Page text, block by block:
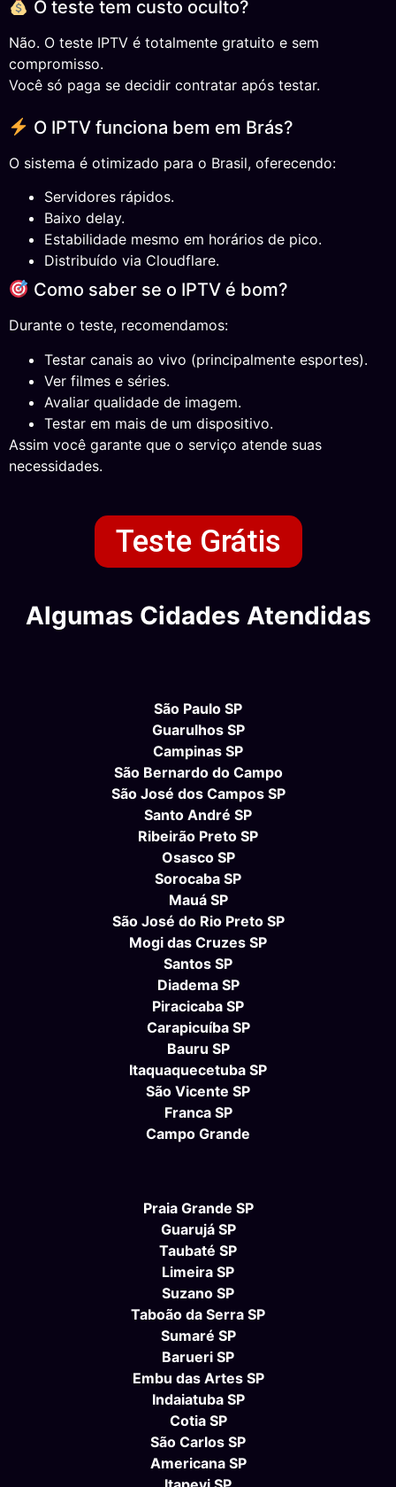
O teste tem custo oculto?
Não. O teste IPTV é totalmente gratuito e sem
compromisso.
Você só paga se decidir contratar após testar.
O IPTV funciona bem em Brás?
O sistema é otimizado para o Brasil, oferecendo:
Servidores rápidos.
Baixo delay.
Estabilidade mesmo em horários de pico.
Distribuído via Cloudflare.
Como saber se o IPTV é bom?
Durante o teste, recomendamos:
Testar canais ao vivo (principalmente esportes).
Ver filmes e séries.
Avaliar qualidade de imagem.
Testar em mais de um dispositivo.
Assim você garante que o serviço atende suas
necessidades.
Teste Grátis
Algumas Cidades Atendidas
São Paulo SP
Guarulhos SP
Campinas SP
São Bernardo do Campo
São José dos Campos SP
Santo André SP
Ribeirão Preto SP
Osasco SP
Sorocaba SP
Mauá SP
São José do Rio Preto SP
Mogi das Cruzes SP
Santos SP
Diadema SP
Piracicaba SP
Carapicuíba SP
Bauru SP
Itaquaquecetuba SP
São Vicente SP
Franca SP
Campo Grande
Praia Grande SP
Guarujá SP
Taubaté SP
Limeira SP
Suzano SP
Taboão da Serra SP
Sumaré SP
Barueri SP
Embu das Artes SP
Indaiatuba SP
Cotia SP
São Carlos SP
Americana SP